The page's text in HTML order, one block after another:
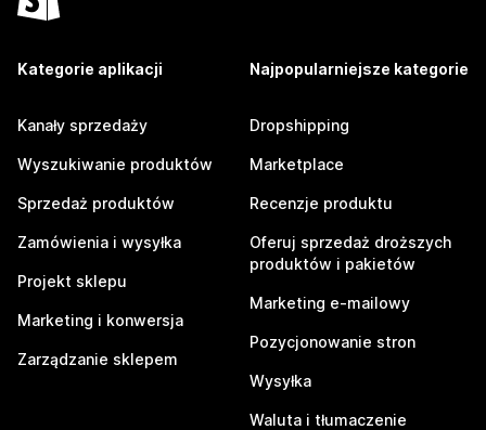
Kategorie aplikacji
Kanały sprzedaży
Wyszukiwanie produktów
Sprzedaż produktów
Zamówienia i wysyłka
Projekt sklepu
Marketing i konwersja
Zarządzanie sklepem
Najpopularniejsze kategorie
Dropshipping
Marketplace
Recenzje produktu
Oferuj sprzedaż droższych
produktów i pakietów
Marketing e-mailowy
Pozycjonowanie stron
Wysyłka
Waluta i tłumaczenie